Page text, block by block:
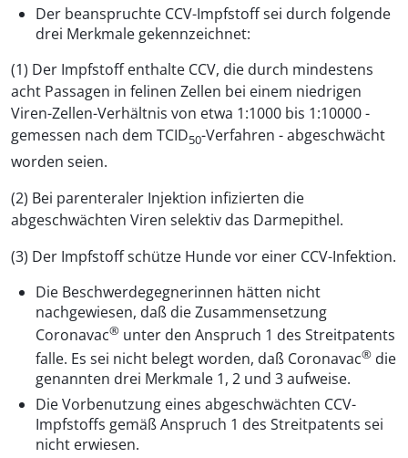
Der beanspruchte CCV-Impfstoff sei durch folgende
drei Merkmale gekennzeichnet:
(1) Der Impfstoff enthalte CCV, die durch mindestens
acht Passagen in felinen Zellen bei einem niedrigen
Viren-Zellen-Verhältnis von etwa 1:1000 bis 1:10000 -
gemessen nach dem TCID50-Verfahren - abgeschwächt
worden seien.
(2) Bei parenteraler Injektion infizierten die
abgeschwächten Viren selektiv das Darmepithel.
(3) Der Impfstoff schütze Hunde vor einer CCV-Infektion.
Die Beschwerdegegnerinnen hätten nicht
nachgewiesen, daß die Zusammensetzung
Coronavac® unter den Anspruch 1 des Streitpatents
falle. Es sei nicht belegt worden, daß Coronavac® die
genannten drei Merkmale 1, 2 und 3 aufweise.
Die Vorbenutzung eines abgeschwächten CCV-
Impfstoffs gemäß Anspruch 1 des Streitpatents sei
nicht erwiesen.